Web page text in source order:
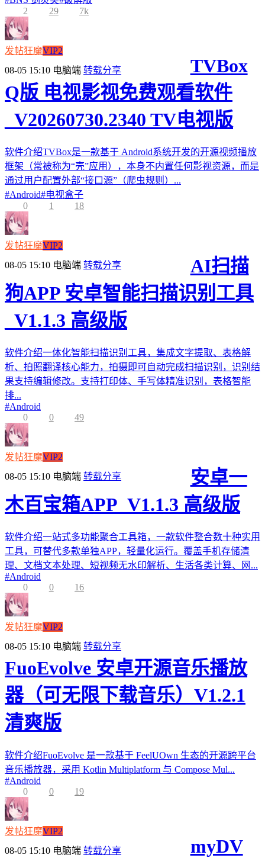
2
29 7k
发帖狂魔VIP2
08-05 15:10 电脑端 转载分享
TVBox
Q版 电视影视免费观看软件
_V20260730.2340 TV电视版
软件介绍TVBox是一款基于 Android系统开发的开源视频播放
框架（常被称为“壳”应用），本身不内置任何影视资源，而是
通过用户配置外部“接口源”（爬虫规则）...
#Android#电视盒子
0
1 18
发帖狂魔VIP2
08-05 15:10 电脑端 转载分享
AI扫描
狗APP 安卓智能扫描识别工具
_V1.1.3 高级版
软件介绍一体化智能扫描识别工具，集成文字提取、表格解
析、拍照翻译核心能力，拍摄即可自动完成扫描识别，识别结
果支持编辑修改。支持打印体、手写体精准识别，表格智能
排...
#Android
0
0 49
发帖狂魔VIP2
08-05 15:10 电脑端 转载分享
安卓一
木百宝箱APP_V1.1.3 高级版
软件介绍一站式多功能聚合工具箱，一款软件整合数十种实用
工具，可替代多款单独APP，轻量化运行。覆盖手机存储清
理、文档文本处理、短视频无水印解析、生活各类计算、网...
#Android
0
0 16
发帖狂魔VIP2
08-05 15:10 电脑端 转载分享
FuoEvolve 安卓开源音乐播放
器（可无限下载音乐）V1.2.1
清爽版
软件介绍FuoEvolve 是一款基于 FeelUOwn 生态的开源跨平台
音乐播放器，采用 Kotlin Multiplatform 与 Compose Mul...
#Android
0
0 19
发帖狂魔VIP2
08-05 15:10 电脑端 转载分享
myDV